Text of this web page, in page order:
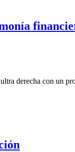
derecha con un